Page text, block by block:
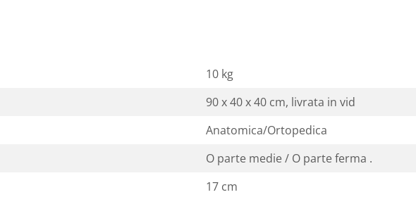
10 kg
90 x 40 x 40 cm, livrata in vid
Anatomica/Ortopedica
O parte medie / O parte ferma .
17 cm